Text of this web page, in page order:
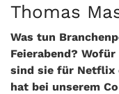
Thomas
Was tun
Feierabend?
sind sie für Netflix
hat bei unserem